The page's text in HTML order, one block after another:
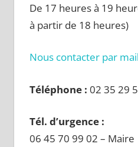
De 17 heures à 19
à partir de 18 heures)
Nous contacter par mail
Téléphone : 02 35 29
Tél. d’urgence :
06 45 70 99 02 – Maire